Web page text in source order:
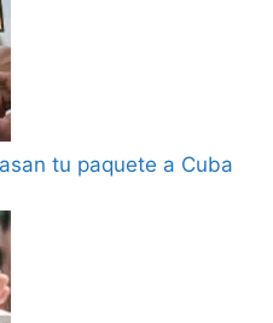
tu paquete a Cuba